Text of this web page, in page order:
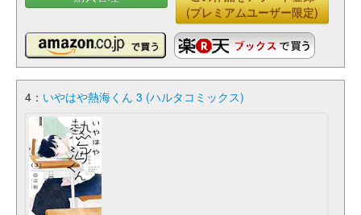
(プレミアムユーザー限定)
4： いやはや熱海くん 3 (ハルタコミックス)